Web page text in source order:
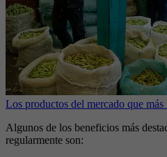
Los productos del mercado que
Algunos de los beneficios más
regularmente son: